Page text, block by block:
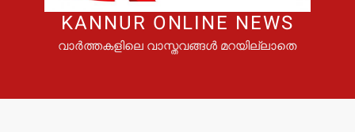
KANNUR ONLINE NEWS
വാർത്തകളിലെ വാസ്തവങ്ങൾ മറയില്ലാതെ